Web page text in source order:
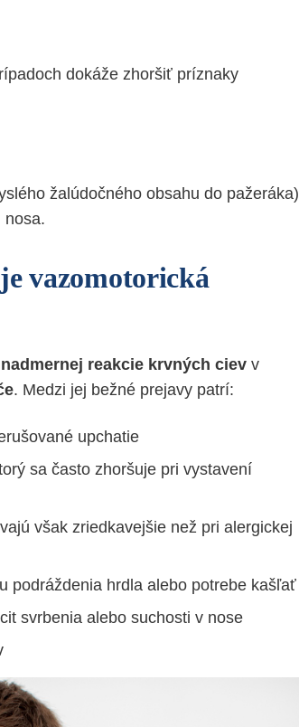
dokáže zhoršiť príznaky
žalúdočného obsahu do pažeráka)
nosa.
vazomotorická
nadmernej reakcie krvných ciev v
. Medzi jej bežné prejavy patrí:
upchatie
sa často zhoršuje pri vystavení
však zriedkavejšie než pri alergickej
podráždenia hrdla alebo potrebe kašľať
svrbenia alebo suchosti v nose